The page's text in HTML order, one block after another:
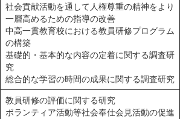
社会貢献活動を通して人権尊重の精神をより
一層高めるための指導の改善
中高一貫教育校における教員研修プログラム
の構築
基礎的・基本的な内容の定着に関する調査研
究
総合的な学習の時間の成果に関する調査研究
教員研修の評価に関する研究
ボランティア活動等社会奉仕会見活動の促進